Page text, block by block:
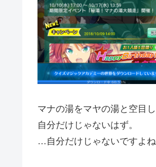
マナの湯をマヤの湯と空目
自分だけじゃないはず。
…自分だけじゃないですよね